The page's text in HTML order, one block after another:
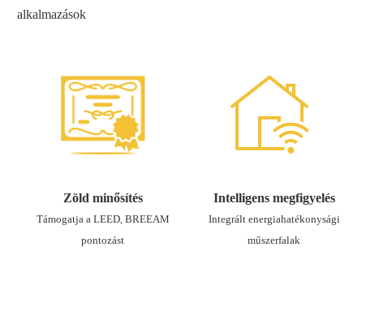
alkalmazások
Zöld minősítés
Támogatja a LEED, BREEAM
pontozást
Intelligens megfigyelés
Integrált energiahatékonysági
műszerfalak